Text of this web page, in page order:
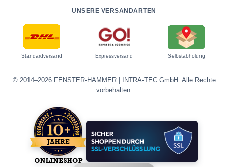
UNSERE VERSANDARTEN
Standardversand Expressversand Selbstabholung
© 2014–2026 FENSTER-HAMMER | INTRA-TEC GmbH. Alle Rechte
vorbehalten.